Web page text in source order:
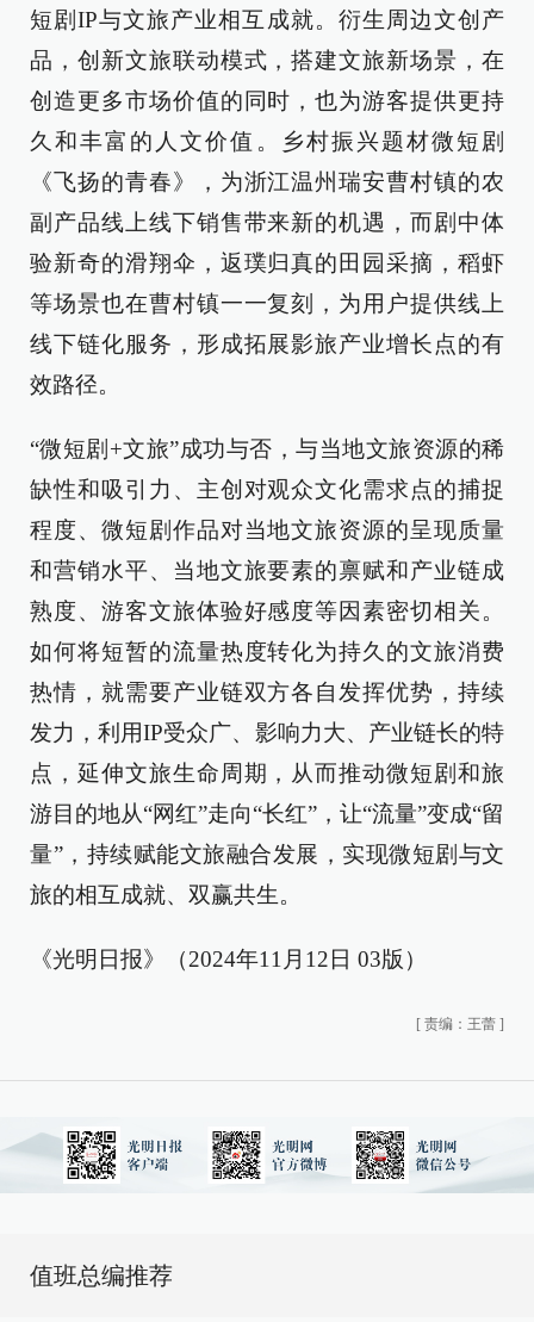
短剧IP与文旅产业相互成就。衍生周边文创产
品，创新文旅联动模式，搭建文旅新场景，在
创造更多市场价值的同时，也为游客提供更持
久和丰富的人文价值。乡村振兴题材微短剧
《飞扬的青春》，为浙江温州瑞安曹村镇的农
副产品线上线下销售带来新的机遇，而剧中体
验新奇的滑翔伞，返璞归真的田园采摘，稻虾
等场景也在曹村镇一一复刻，为用户提供线上
线下链化服务，形成拓展影旅产业增长点的有
效路径。
“微短剧+文旅”成功与否，与当地文旅资源的稀
缺性和吸引力、主创对观众文化需求点的捕捉
程度、微短剧作品对当地文旅资源的呈现质量
和营销水平、当地文旅要素的禀赋和产业链成
熟度、游客文旅体验好感度等因素密切相关。
如何将短暂的流量热度转化为持久的文旅消费
热情，就需要产业链双方各自发挥优势，持续
发力，利用IP受众广、影响力大、产业链长的特
点，延伸文旅生命周期，从而推动微短剧和旅
游目的地从“网红”走向“长红”，让“流量”变成“留
量”，持续赋能文旅融合发展，实现微短剧与文
旅的相互成就、双赢共生。
《光明日报》（2024年11月12日 03版）
[ 责编：王蕾 ]
值班总编推荐